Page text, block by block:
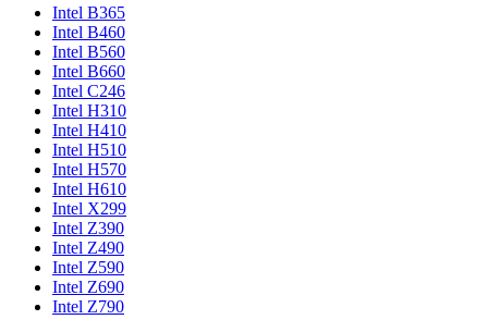
Intel B365
Intel B460
Intel B560
Intel B660
Intel C246
Intel H310
Intel H410
Intel H510
Intel H570
Intel H610
Intel X299
Intel Z390
Intel Z490
Intel Z590
Intel Z690
Intel Z790